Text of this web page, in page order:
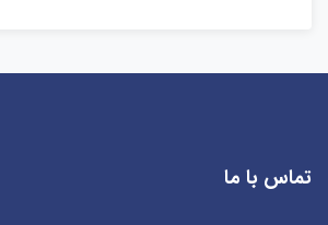
تماس با ما